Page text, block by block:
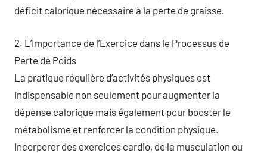
déficit calorique nécessaire à la perte de graisse.
2. L’Importance de l’Exercice dans le Processus de
Perte de Poids
La pratique régulière d’activités physiques est
indispensable non seulement pour augmenter la
dépense calorique mais également pour booster le
métabolisme et renforcer la condition physique.
Incorporer des exercices cardio, de la musculation ou